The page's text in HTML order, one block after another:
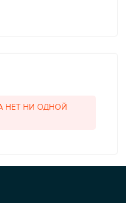
НЕТ НИ ОДНОЙ